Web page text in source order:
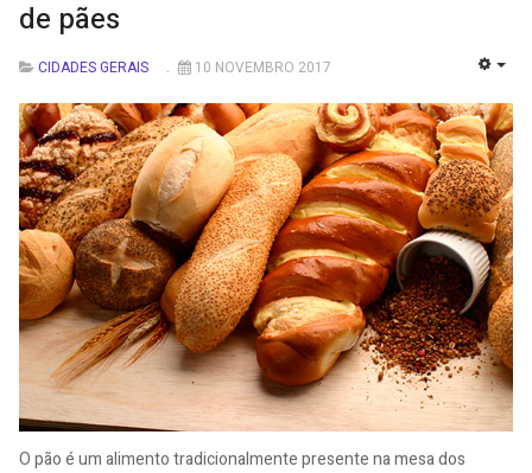
de pães
CIDADES GERAIS 10 NOVEMBRO 2017
O pão é um alimento tradicionalmente presente na mesa dos